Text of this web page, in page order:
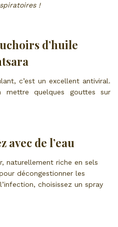
!
d’huile
c’est un excellent antiviral.
mettre quelques gouttes sur
avec de l’eau
naturellement riche en sels
décongestionner les
choisissez un spray